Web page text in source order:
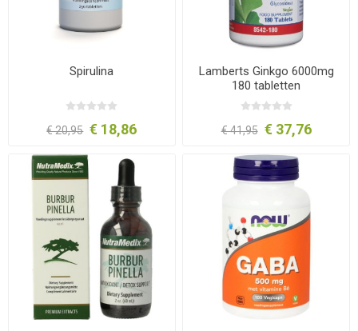
Spirulina
€ 20,95 € 18,86
Lamberts Ginkgo 6000mg
180 tabletten
€ 41,95 € 37,76